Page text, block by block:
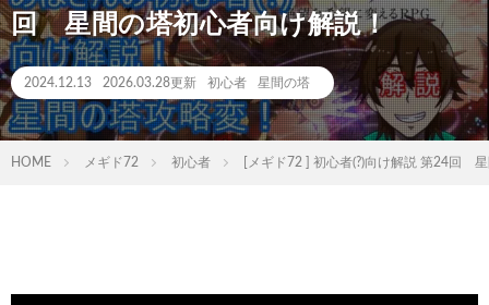
回 星間の塔初心者向け解説！
2024.12.13 2026.03.28更新 初心者 星間の塔
HOME メギド72 初心者 [メギド72 ] 初心者(?)向け解説 第24回